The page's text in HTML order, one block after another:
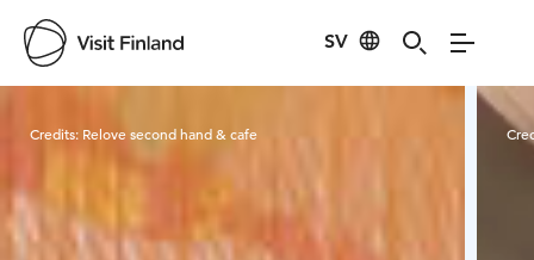
SV
Visit Finland
Credits: Relove second hand & cafe